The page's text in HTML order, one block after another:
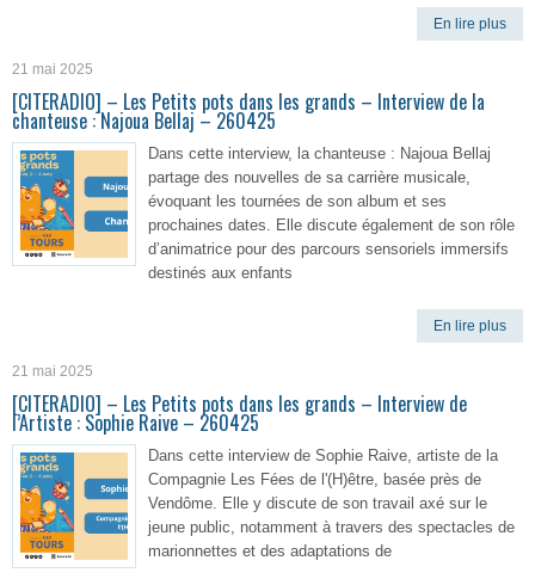
En lire plus
21 mai 2025
[CITERADIO] – Les Petits pots dans les grands – Interview de la
chanteuse : Najoua Bellaj – 260425
Dans cette interview, la chanteuse : Najoua Bellaj
partage des nouvelles de sa carrière musicale,
évoquant les tournées de son album et ses
prochaines dates. Elle discute également de son rôle
d’animatrice pour des parcours sensoriels immersifs
destinés aux enfants
En lire plus
21 mai 2025
[CITERADIO] – Les Petits pots dans les grands – Interview de
l’Artiste : Sophie Raive – 260425
Dans cette interview de Sophie Raive, artiste de la
Compagnie Les Fées de l'(H)être, basée près de
Vendôme. Elle y discute de son travail axé sur le
jeune public, notamment à travers des spectacles de
marionnettes et des adaptations de